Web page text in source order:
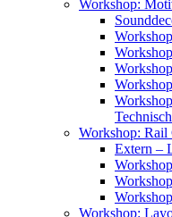
Workshop:
Workshop: Rail
Extern –
Workshop: